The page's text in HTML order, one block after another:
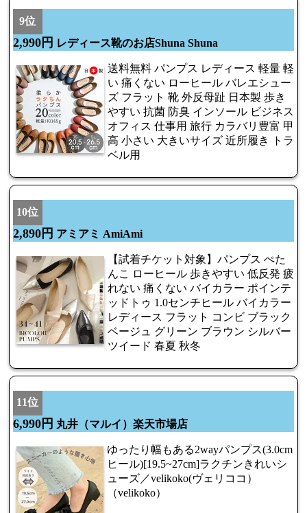
9位
2,990円 レディース靴のお店Shuna Shuna
送料無料 パンプス レディース 軽量 軽
い 痛くない ローヒール バレエシュー
ズ フラット 靴 外反母趾 日本製 歩き
やすい 抗菌 防臭 インソール ビジネス
オフィス 仕事用 旅行 カラバリ豊富 甲
高 小さい 大きいサイズ 近所履き トラ
ベル用
10位
2,890円 アミアミ AmiAmi
【試着チケット対象】パンプス ぺた
んこ ローヒール 歩きやすい 低反発 疲
れない 痛くない バイカラー ポインテ
ッドトゥ 1.0センチヒール バイカラー
レディース フラット コンビ ブラック
ベージュ グリーン ブラウン シルバー
ツイード 春夏 秋冬
11位
6,990円 丸井（マルイ）楽天市場店
ゆったり幅もある2wayパンプス(3.0cm
ヒール)[19.5~27cm]ラクチンきれいシ
ューズ／velikoko(ヴェリココ）
（velikoko）